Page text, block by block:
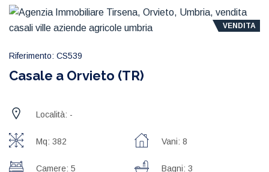
VENDITA
Riferimento: CS539
Casale a Orvieto (TR)
Località: -
Mq: 382 Vani: 8
Camere: 5 Bagni: 3